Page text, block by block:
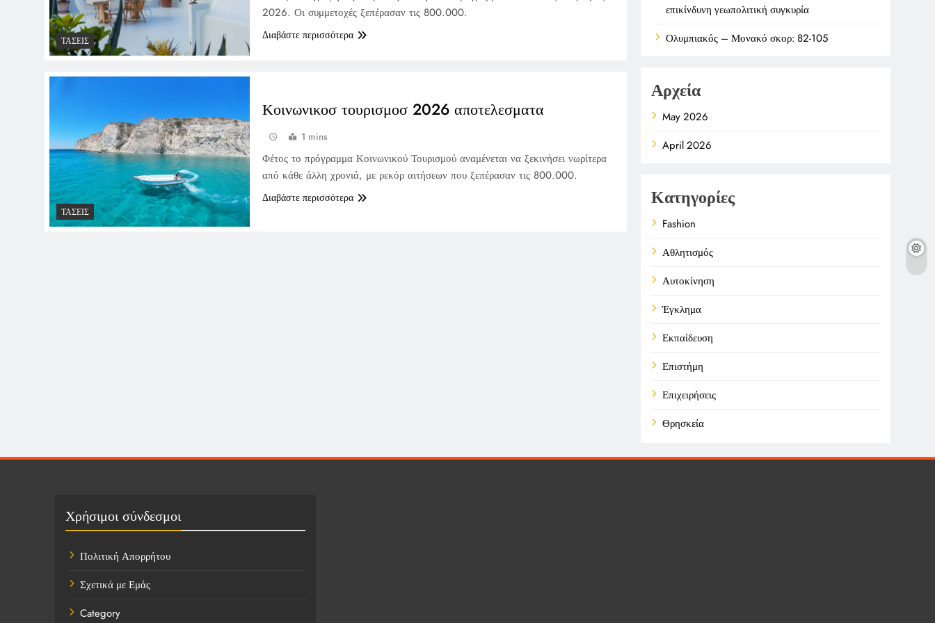
ΤΆΣΕΙΣ
2026. Οι συμμετοχές ξεπέρασαν τις 800.000.
Διαβάστε περισσότερα
ΤΆΣΕΙΣ
Κοινωνικοσ τουρισμοσ 2026 αποτελεσματα
1 mins
Φέτος το πρόγραμμα Κοινωνικού Τουρισμού αναμένεται να ξεκινήσει νωρίτερα
από κάθε άλλη χρονιά, με ρεκόρ αιτήσεων που ξεπέρασαν τις 800.000.
Διαβάστε περισσότερα
επικίνδυνη γεωπολιτική συγκυρία
Ολυμπιακός – Μονακό σκορ: 82-105
Αρχεία
May 2026
April 2026
Κατηγορίες
Fashion
Αθλητισμός
Αυτοκίνηση
Έγκλημα
Εκπαίδευση
Επιστήμη
Επιχειρήσεις
Θρησκεία
Χρήσιμοι σύνδεσμοι
Πολιτική Απορρήτου
Σχετικά με Εμάς
Category